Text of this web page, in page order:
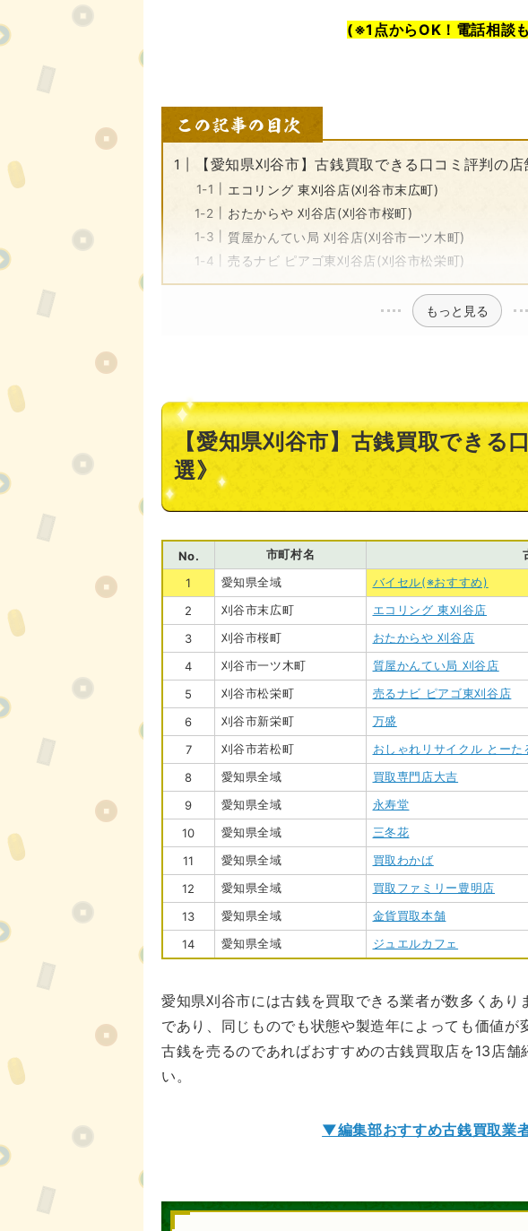
(※1点からOK！電話相談
【愛知県刈谷市】古銭買取できる口コミ評判の店
エコリング 東刈谷店(刈谷市末広町)
おたからや 刈谷店(刈谷市桜町)
質屋かんてい局 刈谷店(刈谷市一ツ木町)
売るナビ ピアゴ東刈谷店(刈谷市松栄町)
もっと見る
【愛知県刈谷市】古銭買取できる
選》
No. 市町村名
1
愛知県全域
バイセル(※おすすめ)
2
刈谷市末広町
エコリング 東刈谷店
3
刈谷市桜町
おたからや 刈谷店
4
刈谷市一ツ木町
質屋かんてい局 刈谷店
5
刈谷市松栄町
売るナビ ピアゴ東刈谷店
6
刈谷市新栄町
万盛
7
刈谷市若松町
おしゃれリサイクル とーた
8
愛知県全域
買取専門店大吉
9
愛知県全域
永寿堂
10
愛知県全域
三冬花
11
愛知県全域
買取わかば
12
愛知県全域
買取ファミリー豊明店
13
愛知県全域
金貨買取本舗
14
愛知県全域 ジュエルカフェ
愛知県刈谷市には古銭を買取できる業者が数多くあり
であり、同じものでも状態や製造年によっても価値が
古銭を売るのであればおすすめの古銭買取店を13店舗
い。
▼編集部おすすめ古銭買取業